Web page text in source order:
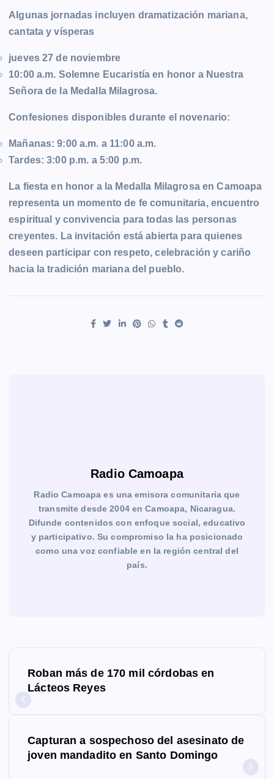
Algunas jornadas incluyen dramatización mariana,
cantata y vísperas
jueves 27 de noviembre
10:00 a.m. Solemne Eucaristía en honor a Nuestra
Señora de la Medalla Milagrosa.
Confesiones disponibles durante el novenario:
Mañanas: 9:00 a.m. a 11:00 a.m.
Tardes: 3:00 p.m. a 5:00 p.m.
La fiesta en honor a la Medalla Milagrosa en Camoapa
representa un momento de fe comunitaria, encuentro
espiritual y convivencia para todas las personas
creyentes. La invitación está abierta para quienes
deseen participar con respeto, celebración y cariño
hacia la tradición mariana del pueblo.
Radio Camoapa
Radio Camoapa es una emisora comunitaria que
transmite desde 2004 en Camoapa, Nicaragua.
Difunde contenidos con enfoque social, educativo
y participativo. Su compromiso la ha posicionado
como una voz confiable en la región central del
país.
Roban más de 170 mil córdobas en
Lácteos Reyes
Capturan a sospechoso del asesinato de
joven mandadito en Santo Domingo